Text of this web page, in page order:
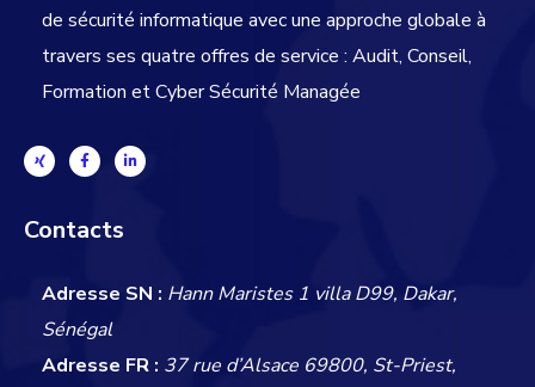
de sécurité informatique avec une approche globale à
travers ses quatre offres de service : Audit, Conseil,
Formation et Cyber Sécurité Managée
Contacts
Adresse SN : Hann Maristes 1 villa D99, Dakar,
Sénégal
Adresse FR : 37 rue d’Alsace 69800, St-Priest,